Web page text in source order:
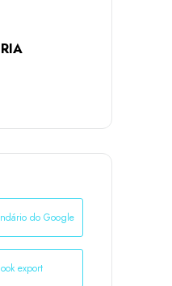
do Google
export